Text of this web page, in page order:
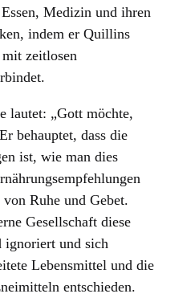
Medizin und ihren
indem er Quillins
mit zeitlosen
lautet: „Gott möchte,
behauptet, dass die
ist, wie man dies
Ruhe und Gebet.
Gesellschaft diese
ignoriert und sich
Lebensmittel und die
entschieden.